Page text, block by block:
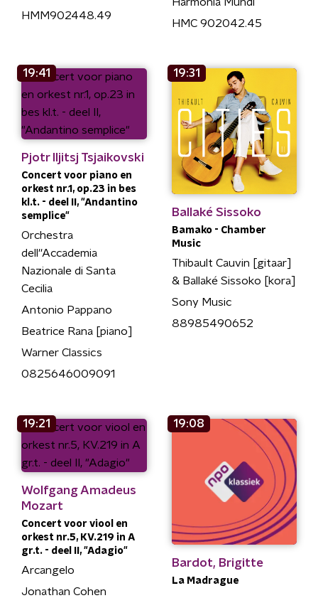
HMM902448.49
HMC 902042.45
19:41
Pjotr Iljitsj Tsjaikovski
Concert voor piano en
orkest nr.1, op.23 in bes
kl.t. - deel II, "Andantino
semplice"
Orchestra
dell''Accademia
Nazionale di Santa
Cecilia
Antonio Pappano
Beatrice Rana [piano]
Warner Classics
0825646009091
19:31
Ballaké Sissoko
Bamako - Chamber
Music
Thibault Cauvin [gitaar]
& Ballaké Sissoko [kora]
Sony Music
88985490652
19:21
Wolfgang Amadeus
Mozart
Concert voor viool en
orkest nr.5, KV.219 in A
gr.t. - deel II, "Adagio"
Arcangelo
Jonathan Cohen
19:08
Bardot, Brigitte
La Madrague